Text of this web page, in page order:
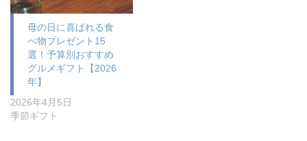
母の日に喜ばれる食
べ物プレゼント15
選！予算別おすすめ
グルメギフト【2026
年】
2026年4月5日
季節ギフト